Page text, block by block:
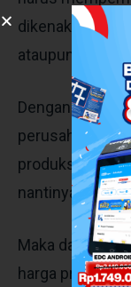
dikenakan, baik
ataupun total
Dengan
perusahaan
produksinya
nantinya.
Maka dari itu
harga produk